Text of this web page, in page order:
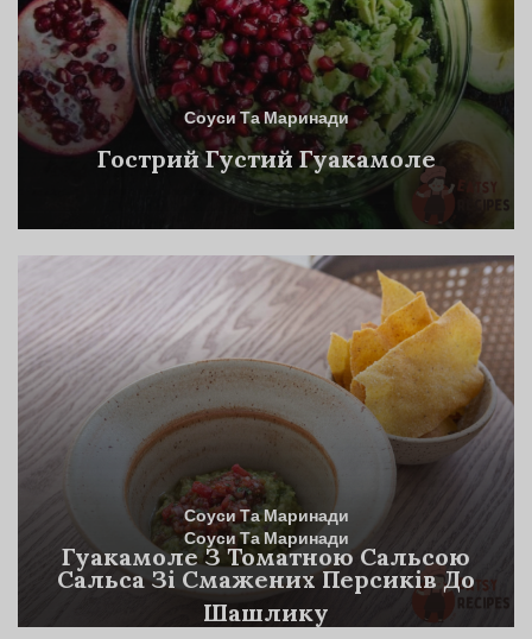
Соуси Та Маринади
Гострий Густий Гуакамоле
Соуси Та Маринади
Гуакамоле З Томатною Сальсою
Соуси Та Маринади
Сальса Зі Смажених Персиків До
Шашлику